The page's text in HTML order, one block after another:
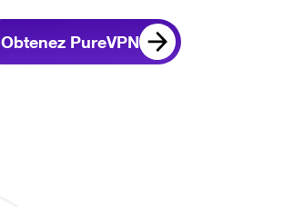
Obtenez PureVPN